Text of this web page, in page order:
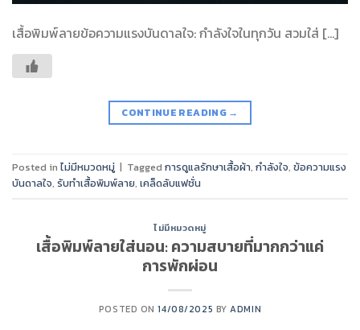
เสื้อพิมพ์ลายข้อความแรงบันดาลใจ: กำลังใจในทุกวัน สวมใส่ […]
CONTINUE READING →
Posted in ไม่มีหมวดหมู่ | Tagged การดูแลรักษาเสื้อผ้า, กำลังใจ, ข้อความแรง
บันดาลใจ, รับทำเสื้อพิมพ์ลาย, เคล็ดลับแฟชั่น
ไม่มีหมวดหมู่
เสื้อพิมพ์ลายใส่นอน: ความสบายที่มากกว่าแค่
การพักผ่อน
POSTED ON14/08/2025 BYADMIN